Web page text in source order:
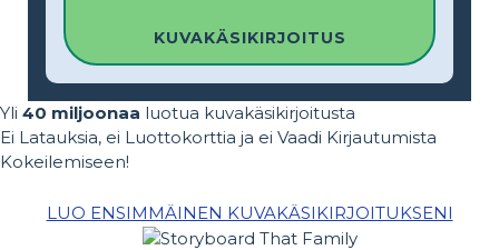
KUVAKÄSIKIRJOITUS
Yli 40 miljoonaa luotua kuvakäsikirjoitusta
Ei Latauksia, ei Luottokorttia ja ei Vaadi Kirjautumista
Kokeilemiseen!
LUO ENSIMMÄINEN KUVAKÄSIKIRJOITUKSENI